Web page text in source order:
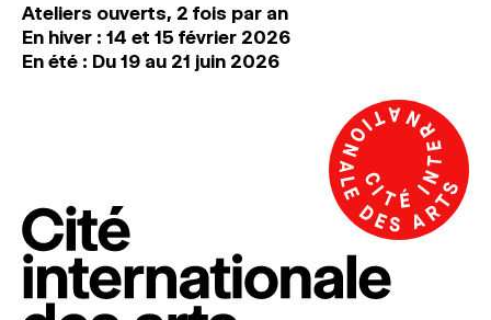
Ateliers ouverts, 2 fois par an
En hiver : 14 et 15 février 2026
En été : Du 19 au 21 juin 2026